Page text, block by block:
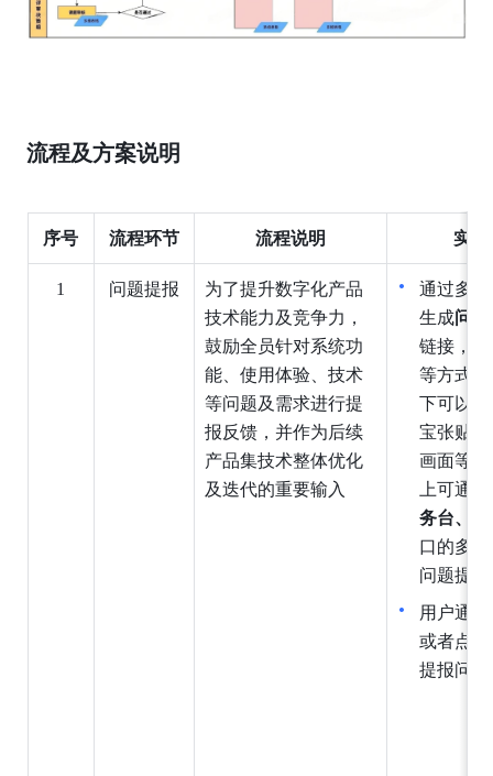
流程及方案说明
序号 流程环节 流程说明 实现
1 问题提报
为了提升数字化产品
技术能力及竞争力，
鼓励全员针对系统功
能、使用体验、技术
等问题及需求进行提
报反馈，并作为后续
产品集技术整体优化
及迭代的重要输入
通过多
生成问
链接，
等方式
下可以
宝张贴
画面等
上可通过
务台、
口的多
问题提
用户通
或者点
提报问